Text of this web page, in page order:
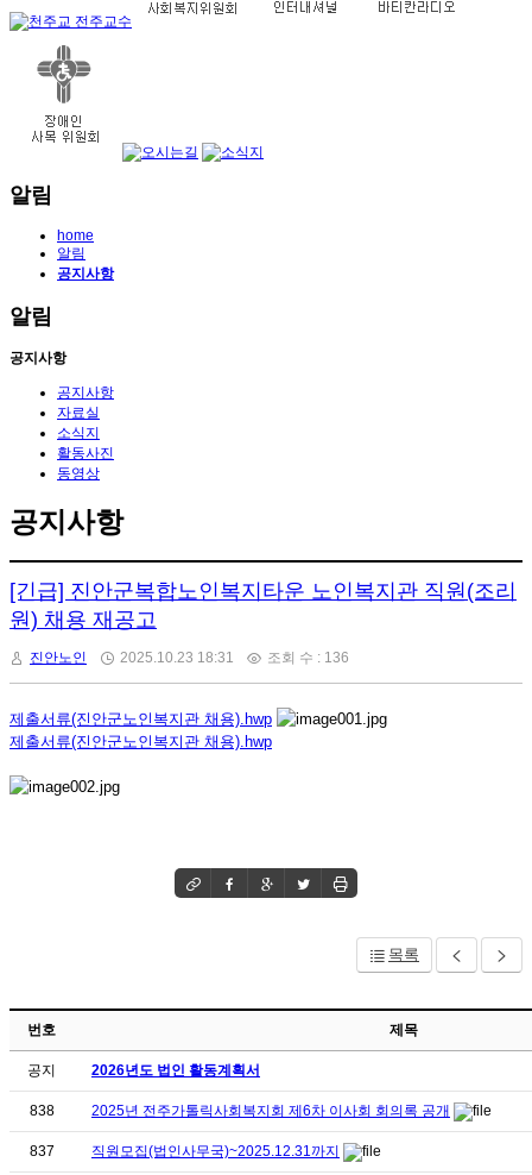
알림
home
알림
공지사항
알림
공지사항
공지사항
자료실
소식지
활동사진
동영상
공지사항
[긴급] 진안군복합노인복지타운 노인복지관 직원(조리
원) 채용 재공고
진안노인 2025.10.23 18:31 조회 수 : 136
제출서류(진안군노인복지관 채용).hwp
제출서류(진안군노인복지관 채용).hwp
목록
번호 제목
공지 2026년도 법인 활동계획서
838 2025년 전주가톨릭사회복지회 제6차 이사회 회의록 공개
837 직원모집(법인사무국)~2025.12.31까지